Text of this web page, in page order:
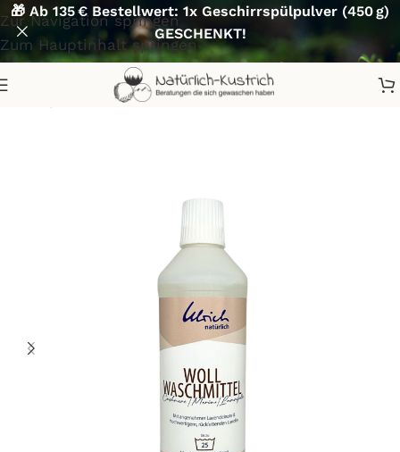
Zur Navigation springen
Zum Hauptinhalt springen
🎁 Ab 135 € Bestellwert: 1x Geschirrspülpulver (450 g)
GESCHENKT!
Waschen